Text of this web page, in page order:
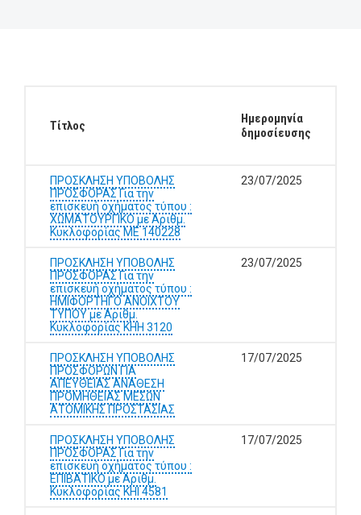
Τίτλος
Ημερομηνία
δημοσίευσης
ΠΡΟΣΚΛΗΣΗ ΥΠΟΒΟΛΗΣ
ΠΡΟΣΦΟΡΑΣ Για την
επισκευή οχήματος τύπου :
ΧΩΜΑΤΟΥΡΓΙΚΟ με Αριθμ.
Κυκλοφορίας ΜΕ 140228
23/07/2025
ΠΡΟΣΚΛΗΣΗ ΥΠΟΒΟΛΗΣ
ΠΡΟΣΦΟΡΑΣ Για την
επισκευή οχήματος τύπου :
ΗΜΙΦΟΡΤΗΓΟ ΑΝΟΙΧΤΟΥ
ΤΥΠΟΥ με Αριθμ.
Κυκλοφορίας ΚΗΗ 3120
23/07/2025
ΠΡΟΣΚΛΗΣΗ ΥΠΟΒΟΛΗΣ
ΠΡΟΣΦΟΡΩΝ ΓΙΑ
ΑΠΕΥΘΕΙΑΣ ΑΝΑΘΕΣΗ
ΠΡΟΜΗΘΕΙΑΣ ΜΕΣΩΝ
ΑΤΟΜΙΚΗΣ ΠΡΟΣΤΑΣΙΑΣ
17/07/2025
ΠΡΟΣΚΛΗΣΗ ΥΠΟΒΟΛΗΣ
ΠΡΟΣΦΟΡΑΣ Για την
επισκευή οχήματος τύπου :
ΕΠΙΒΑΤΙΚΟ με Αριθμ.
Κυκλοφορίας ΚΗΙ 4581
17/07/2025